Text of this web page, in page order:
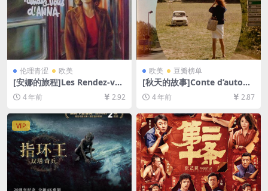
伦理青涩 欧美
[安娜的旅程]Les Rendez-vou
s d’Anna (1978)[百度网盘+迅
雷云盘资源DVD原盘转制高清
未删减][MP4/3.7GB][中文字
幕]
4 年前 2.92
欧美 豆瓣榜单
[秋天的故事]Conte d’autom
ne (1998)[百度网盘+迅雷云盘
资源1080P超清未删减][MP4/
6GB][中文字幕]
4 年前 2.87
VIP